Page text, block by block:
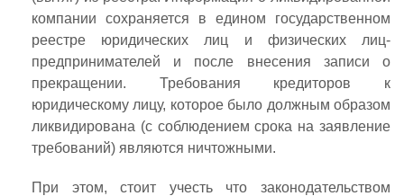
компании сохраняется в едином государственном
реестре юридических лиц и физических лиц-
предпринимателей и после внесения записи о
прекращении. Требования кредиторов к
юридическому лицу, которое было должным образом
ликвидирована (с соблюдением срока на заявление
требований) являются ничтожными.
При этом, стоит учесть что законодательством